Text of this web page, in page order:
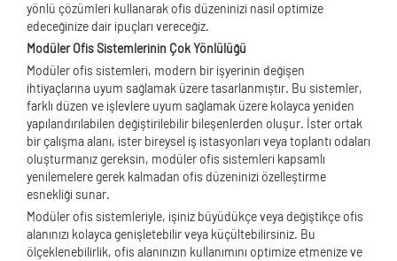
yönlü çözümleri kullanarak ofis düzeninizi nasıl optimize
edeceğinize dair ipuçları vereceğiz.
Modüler Ofis Sistemlerinin Çok Yönlülüğü
Modüler ofis sistemleri, modern bir işyerinin değişen
ihtiyaçlarına uyum sağlamak üzere tasarlanmıştır. Bu sistemler,
farklı düzen ve işlevlere uyum sağlamak üzere kolayca yeniden
yapılandırılabilen değiştirilebilir bileşenlerden oluşur. İster ortak
bir çalışma alanı, ister bireysel iş istasyonları veya toplantı odaları
oluşturmanız gereksin, modüler ofis sistemleri kapsamlı
yenilemelere gerek kalmadan ofis düzeninizi özelleştirme
esnekliği sunar.
Modüler ofis sistemleriyle, işiniz büyüdükçe veya değiştikçe ofis
alanınızı kolayca genişletebilir veya küçültebilirsiniz. Bu
ölçeklenebilirlik, ofis alanınızın kullanımını optimize etmenize ve